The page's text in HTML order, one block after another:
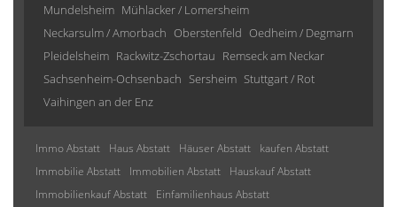
Mundelsheim Mühlacker / Lomersheim
Neckarsulm / Amorbach Oberstenfeld Oedheim / Degmarn
Pleidelsheim Rackwitz-Zschortau Remseck am Neckar
Sachsenheim-Ochsenbach Sersheim Stuttgart / Rot
Vaihingen an der Enz
Immo Abstatt Haus Abstatt Häuser Abstatt
kaufen Abstatt
Immobilie Abstatt
Immobilien Abstatt
Hauskauf Abstatt
Immobilienkauf Abstatt
Einfamilienhaus Abstatt